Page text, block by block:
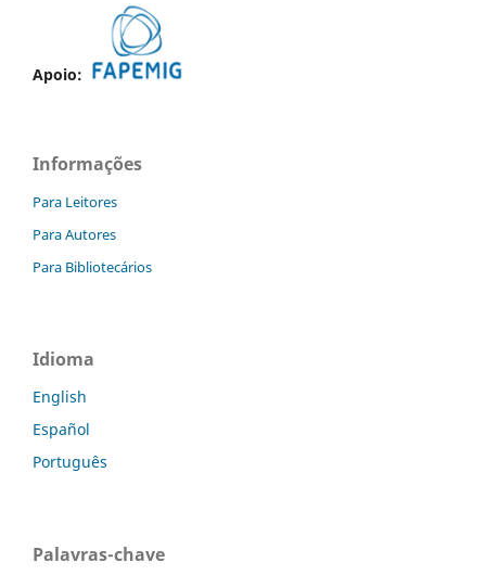
Apoio:
Informações
Para Leitores
Para Autores
Para Bibliotecários
Idioma
English
Español
Português
Palavras-chave